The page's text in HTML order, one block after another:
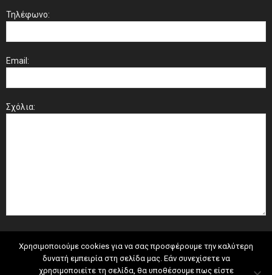
Τηλέφωνο:
Email:
Σχόλια:
Χρησιμοποιούμε cookies για να σας προσφέρουμε την καλύτερη
δυνατή εμπειρία στη σελίδα μας. Εάν συνεχίσετε να
χρησιμοποιείτε τη σελίδα, θα υποθέσουμε πως είστε